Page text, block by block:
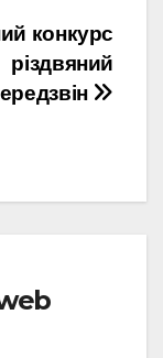
конкурс
різдвяний